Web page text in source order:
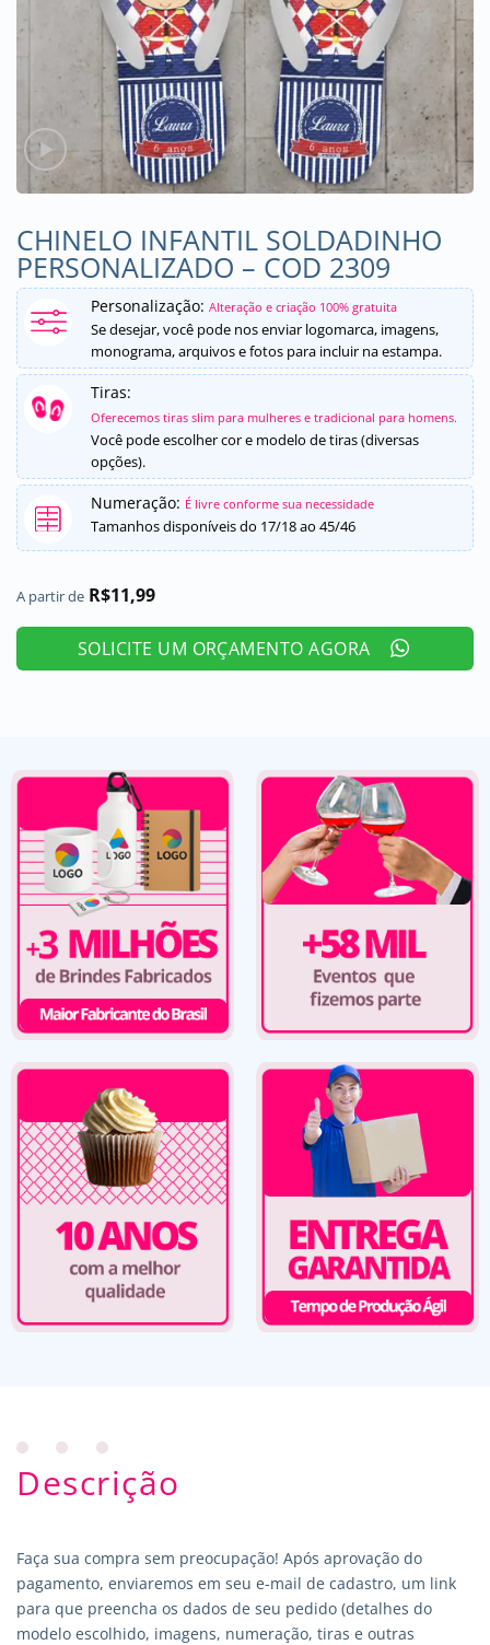
CHINELO INFANTIL SOLDADINHO
PERSONALIZADO – COD 2309
Personalização: Alteração e criação 100% gratuita
Se desejar, você pode nos enviar logomarca, imagens,
monograma, arquivos e fotos para incluir na estampa.
Tiras:
Oferecemos tiras slim para mulheres e tradicional para homens.
Você pode escolher cor e modelo de tiras (diversas
opções).
Numeração: É livre conforme sua necessidade
Tamanhos disponíveis do 17/18 ao 45/46
A partir de R$11,99
SOLICITE UM ORÇAMENTO AGORA
Descrição
Faça sua compra sem preocupação! Após aprovação do
pagamento, enviaremos em seu e-mail de cadastro, um link
para que preencha os dados de seu pedido (detalhes do
modelo escolhido, imagens, numeração, tiras e outras